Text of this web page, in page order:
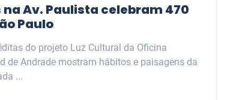
na Av. Paulista celebram 470
Paulo
do projeto Luz Cultural da Oficina
de Andrade mostram hábitos e paisagens da
...